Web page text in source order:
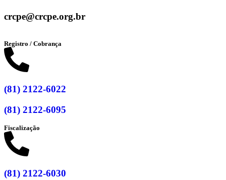
crcpe@crcpe.org.br
Registro / Cobrança
(81) 2122-6022
(81) 2122-6095
Fiscalização
(81) 2122-6030